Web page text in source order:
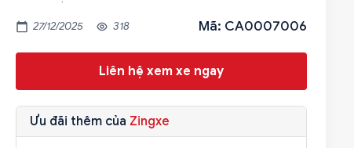
27/12/2025 318 Mã: CA0007006
Liên hệ xem xe ngay
Ưu đãi thêm của Zingxe